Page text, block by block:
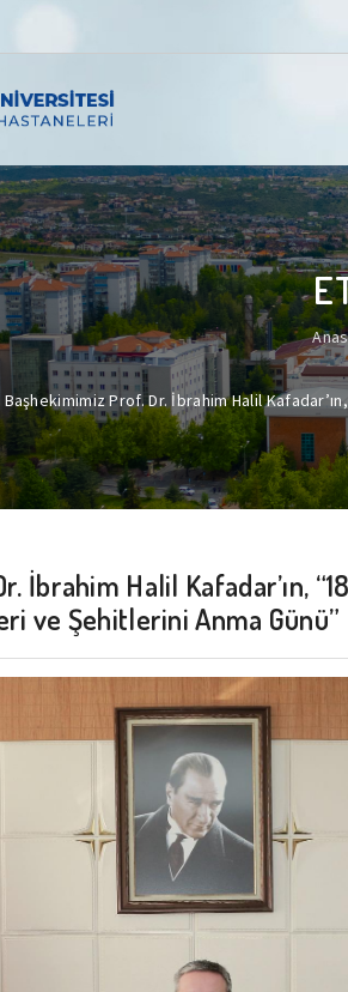
Başhekimimiz Prof. Dr. İbrahim Halil
İbrahim Halil Kafadar’ın,
ve Şehitlerini Anma Günü”